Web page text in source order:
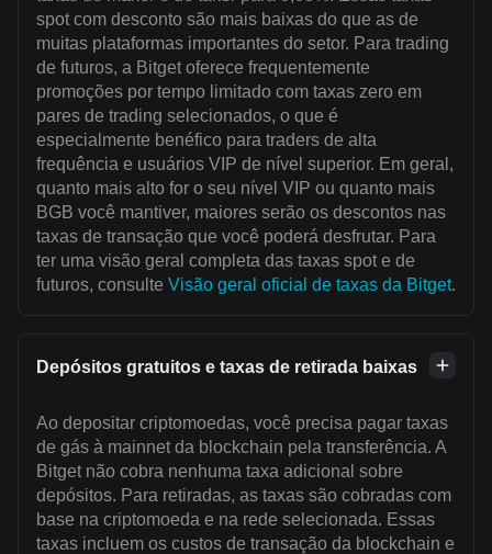
spot com desconto são mais baixas do que as de
muitas plataformas importantes do setor. Para trading
de futuros, a Bitget oferece frequentemente
promoções por tempo limitado com taxas zero em
pares de trading selecionados, o que é
especialmente benéfico para traders de alta
frequência e usuários VIP de nível superior. Em geral,
quanto mais alto for o seu nível VIP ou quanto mais
BGB você mantiver, maiores serão os descontos nas
taxas de transação que você poderá desfrutar. Para
ter uma visão geral completa das taxas spot e de
futuros, consulte Visão geral oficial de taxas da Bitget.
Depósitos gratuitos e taxas de retirada baixas
Ao depositar criptomoedas, você precisa pagar taxas
de gás à mainnet da blockchain pela transferência. A
Bitget não cobra nenhuma taxa adicional sobre
depósitos. Para retiradas, as taxas são cobradas com
base na criptomoeda e na rede selecionada. Essas
taxas incluem os custos de transação da blockchain e